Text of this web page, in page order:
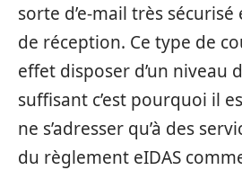
sorte d’e-mail très sécurisé
de réception. Ce type de
effet disposer d’un niveau
suffisant c’est pourquoi il
ne s’adresser qu’à des
du règlement eIDAS